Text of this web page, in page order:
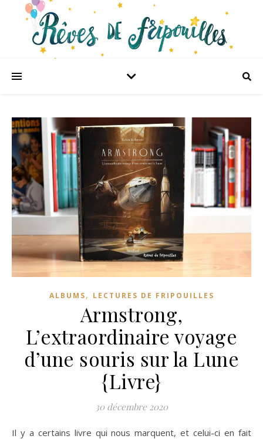
ALBUMS, LECTURES DE FRIPOUILLES
Armstrong,
L’extraordinaire voyage
d’une souris sur la Lune
{Livre}
30 décembre 2020
Il y a certains livre qui nous marquent, et celui-ci en fait